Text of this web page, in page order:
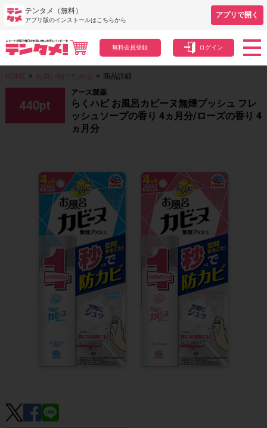
テンタメ（無料）
アプリ版のインストールはこちらから
アプリで開く
無料会員登録 ログイン
HOME > お買い物でためる > 商品詳細
440pt
アース製薬
らくハピ お風呂カビーヌ無煙プッシュ フレ
ッシュソープの香り 4ヵ月分/ローズの香り 4
ヵ月分